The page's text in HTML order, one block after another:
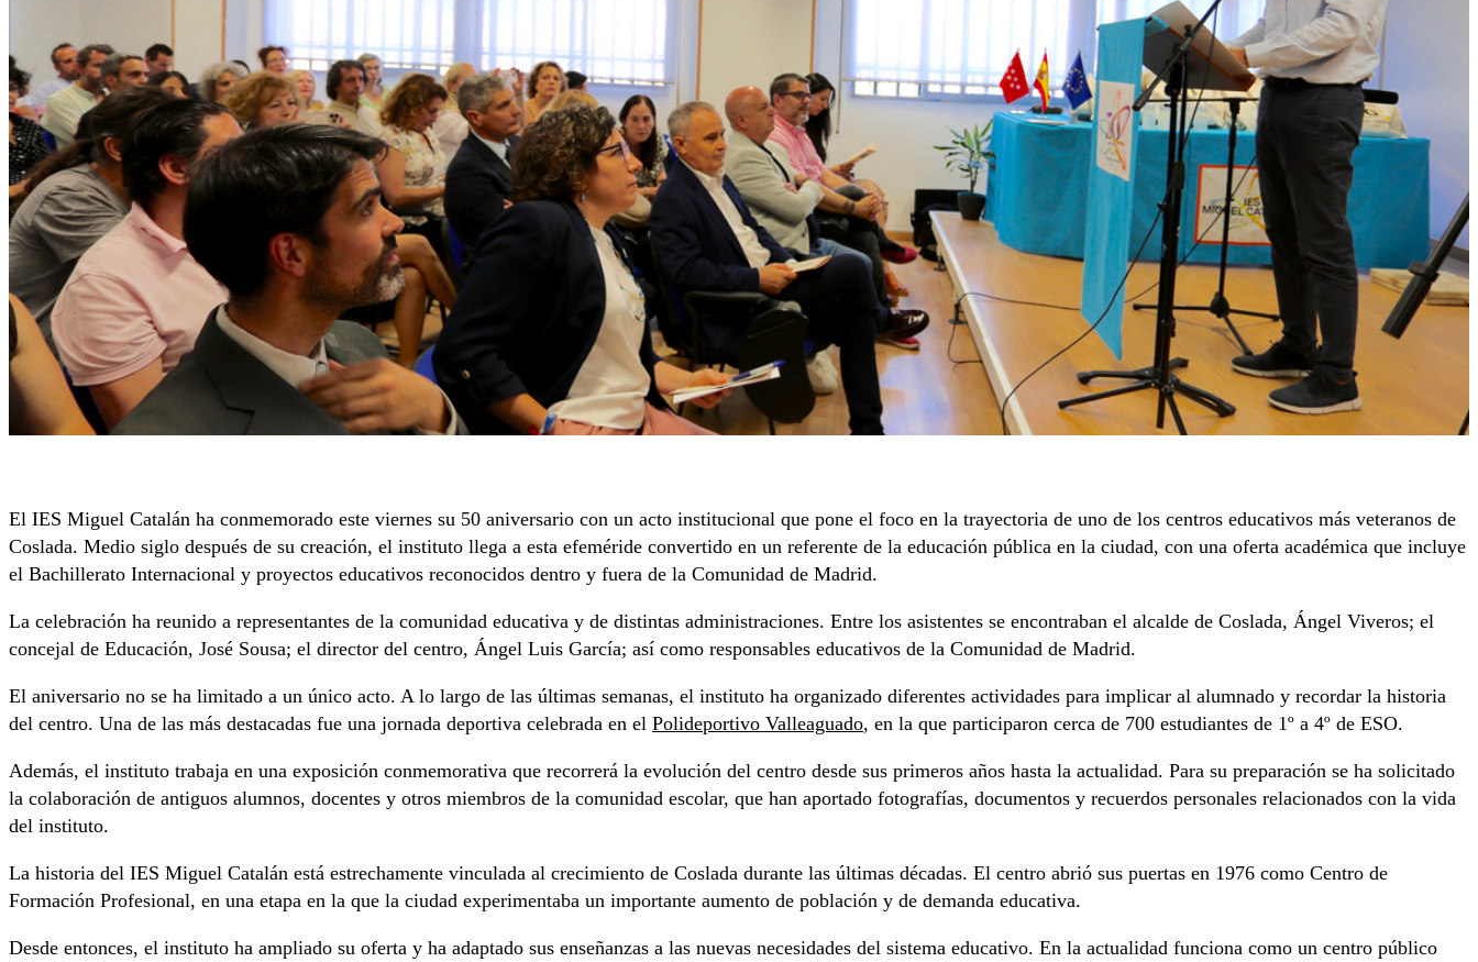
El IES Miguel Catalán ha conmemorado este viernes su 50 aniversario con un acto institucional que pone el foco en la trayectoria de uno de los centros educativos más veteranos de
Coslada. Medio siglo después de su creación, el instituto llega a esta efeméride convertido en un referente de la educación pública en la ciudad, con una oferta académica que incluye
el Bachillerato Internacional y proyectos educativos reconocidos dentro y fuera de la Comunidad de Madrid.
La celebración ha reunido a representantes de la comunidad educativa y de distintas administraciones. Entre los asistentes se encontraban el alcalde de Coslada, Ángel Viveros; el
concejal de Educación, José Sousa; el director del centro, Ángel Luis García; así como responsables educativos de la Comunidad de Madrid.
El aniversario no se ha limitado a un único acto. A lo largo de las últimas semanas, el instituto ha organizado diferentes actividades para implicar al alumnado y recordar la historia
del centro. Una de las más destacadas fue una jornada deportiva celebrada en el Polideportivo Valleaguado, en la que participaron cerca de 700 estudiantes de 1º a 4º de ESO.
Además, el instituto trabaja en una exposición conmemorativa que recorrerá la evolución del centro desde sus primeros años hasta la actualidad. Para su preparación se ha solicitado
la colaboración de antiguos alumnos, docentes y otros miembros de la comunidad escolar, que han aportado fotografías, documentos y recuerdos personales relacionados con la vida
del instituto.
La historia del IES Miguel Catalán está estrechamente vinculada al crecimiento de Coslada durante las últimas décadas. El centro abrió sus puertas en 1976 como Centro de
Formación Profesional, en una etapa en la que la ciudad experimentaba un importante aumento de población y de demanda educativa.
Desde entonces, el instituto ha ampliado su oferta y ha adaptado sus enseñanzas a las nuevas necesidades del sistema educativo. En la actualidad funciona como un centro público